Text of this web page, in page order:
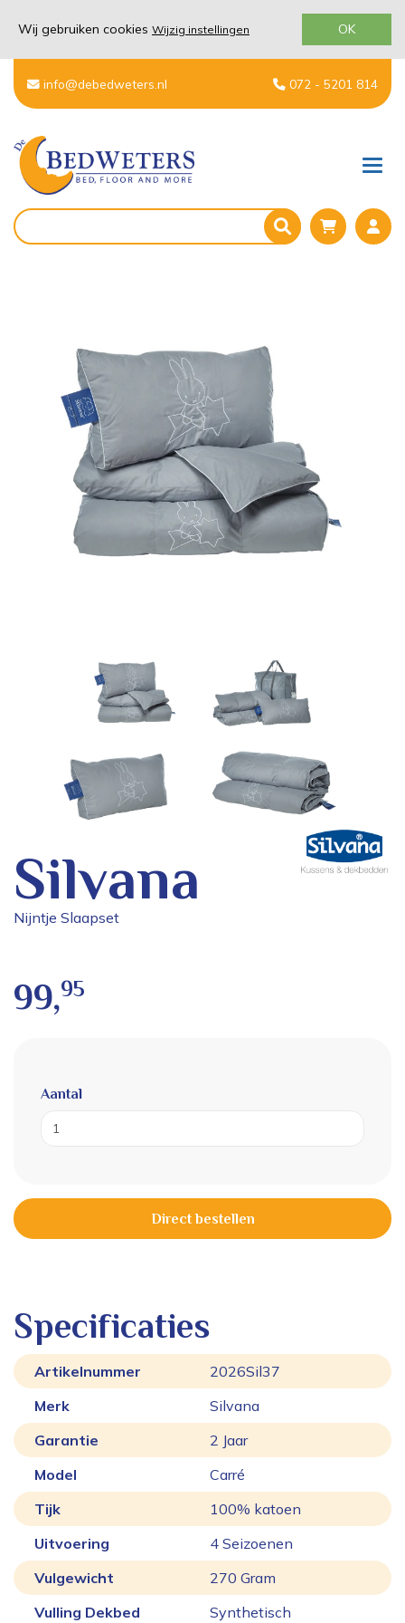
info@debedweters.nl 072 - 5201 814
Silvana
Nijntje Slaapset
99,95
Aantal
Direct bestellen
Specificaties
Artikelnummer
2026Sil37
Merk
Silvana
Garantie
2 Jaar
Model
Carré
Tijk
100% katoen
Uitvoering
4 Seizoenen
Vulgewicht
270 Gram
Vulling Dekbed
Synthetisch
Wij gebruiken cookies Wijzig instellingen OK